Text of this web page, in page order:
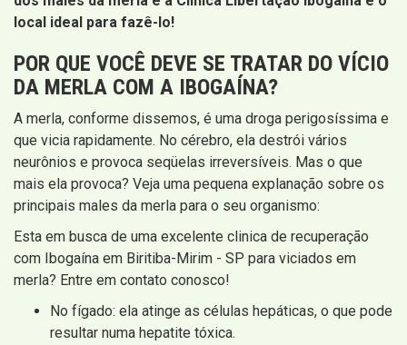
local ideal para fazê-lo!
POR QUE VOCÊ DEVE SE TRATAR DO VÍCIO
DA MERLA COM A IBOGAÍNA?
A merla, conforme dissemos, é uma droga perigosíssima e
que vicia rapidamente. No cérebro, ela destrói vários
neurônios e provoca seqüelas irreversíveis. Mas o que
mais ela provoca? Veja uma pequena explanação sobre os
principais males da merla para o seu organismo:
Esta em busca de uma excelente clinica de recuperação
com Ibogaína em Biritiba-Mirim - SP para viciados em
merla? Entre em contato conosco!
No fígado: ela atinge as células hepáticas, o que pode
resultar numa hepatite tóxica.